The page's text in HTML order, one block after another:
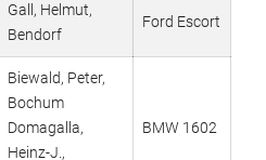
Gall, Helmut,
Bendorf
Ford Escort
Biewald, Peter,
Bochum
Domagalla,
Heinz-J.,
BMW 1602